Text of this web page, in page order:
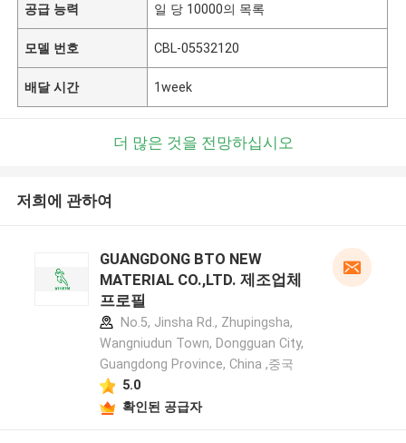
공급 능력 일 당 10000의 목록
모델 번호 CBL-05532120
배달 시간 1week
더 많은 것을 전망하십시오
저희에 관하여
GUANGDONG BTO NEW
MATERIAL CO.,LTD. 제조업체
프로필
No.5, Jinsha Rd., Zhupingsha,
Wangniudun Town, Dongguan City,
Guangdong Province, China ,중국
5.0
확인된 공급자